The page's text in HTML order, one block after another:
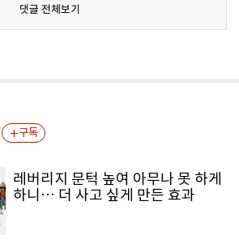
댓글 전체보기
구독
레버리지 문턱 높여 아무나 못 하게
하니… 더 사고 싶게 만든 효과